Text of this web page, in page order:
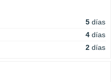
5 días
4 días
2 días